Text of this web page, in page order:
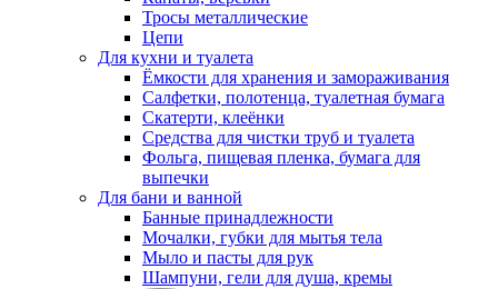
Тросы металлические
Цепи
Для кухни и туалета
Ёмкости для хранения и замораживания
Салфетки, полотенца, туалетная бумага
Скатерти, клеёнки
Средства для чистки труб и туалета
Фольга, пищевая пленка, бумага для
выпечки
Для бани и ванной
Банные принадлежности
Мочалки, губки для мытья тела
Мыло и пасты для рук
Шампуни, гели для душа, кремы